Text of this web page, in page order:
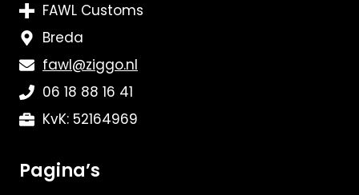
FAWL Customs
Breda
fawl@ziggo.nl
06 18 88 16 41
KvK: 52164969
Pagina’s